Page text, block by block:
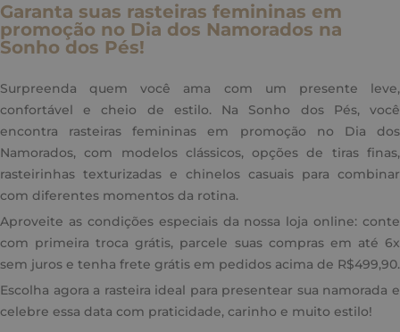
Garanta suas rasteiras femininas em
promoção no Dia dos Namorados na
Sonho dos Pés!
Surpreenda quem você ama com um presente leve,
confortável e cheio de estilo. Na Sonho dos Pés, você
encontra rasteiras femininas em promoção no Dia dos
Namorados, com modelos clássicos, opções de tiras finas,
rasteirinhas texturizadas e chinelos casuais para combinar
com diferentes momentos da rotina.
Aproveite as condições especiais da nossa loja online: conte
com primeira troca grátis, parcele suas compras em até 6x
sem juros e tenha frete grátis em pedidos acima de R$499,90.
Escolha agora a rasteira ideal para presentear sua namorada e
celebre essa data com praticidade, carinho e muito estilo!